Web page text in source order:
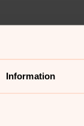
Information